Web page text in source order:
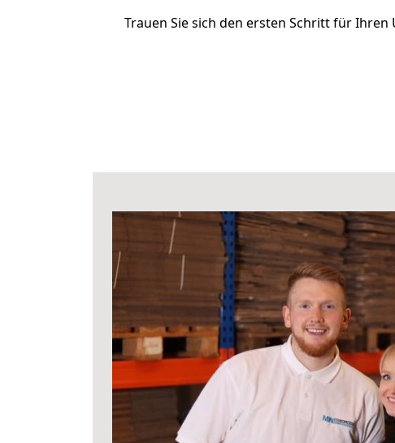
Trauen Sie sich den ersten Schritt für